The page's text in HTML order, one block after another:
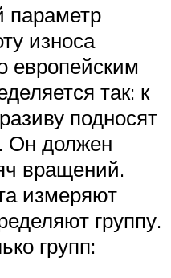
параметр
износа
европейским
так: к
подносят
Он должен
вращений.
измеряют
группу.
групп: